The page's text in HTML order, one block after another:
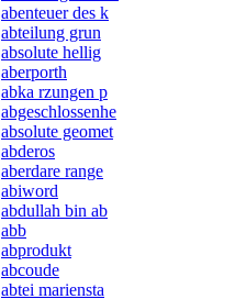
abenteuer des k
abteilung grun
absolute hellig
aberporth
abka rzungen p
abgeschlossenhe
absolute geomet
abderos
aberdare range
abiword
abdullah bin ab
abb
abprodukt
abcoude
abtei mariensta